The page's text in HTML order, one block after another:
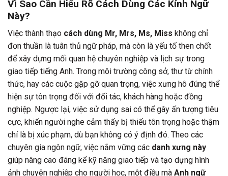
Vì Sao Cần Hiểu Rõ Cách Dùng Các Kính Ngữ
Này?
Việc thành thạo cách dùng Mr, Mrs, Ms, Miss không chỉ
đơn thuần là tuân thủ ngữ pháp, mà còn là yếu tố then chốt
để xây dựng mối quan hệ chuyên nghiệp và lịch sự trong
giao tiếp tiếng Anh. Trong môi trường công sở, thư từ chính
thức, hay các cuộc gặp gỡ quan trọng, việc xưng hô đúng thể
hiện sự tôn trọng đối với đối tác, khách hàng hoặc đồng
nghiệp. Ngược lại, việc sử dụng sai có thể gây ấn tượng tiêu
cực, khiến người nghe cảm thấy bị thiếu tôn trọng hoặc thậm
chí là bị xúc phạm, dù bạn không có ý định đó. Theo các
chuyên gia ngôn ngữ, việc nắm vững các danh xưng này
giúp nâng cao đáng kể kỹ năng giao tiếp và tạo dựng hình
ảnh chuyên nghiệp cho người học, một điều mà Anh ngữ